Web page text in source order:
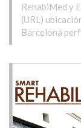
RehabiMed y
(URL)
Barcelona